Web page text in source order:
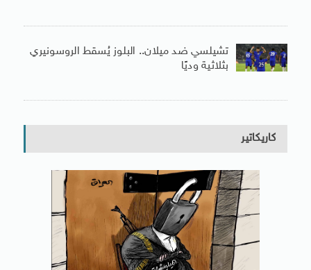
تشيلسي ضد ميلان.. البلوز يُسقط الروسونيري
بثلاثية وديًا
كاريكاتير